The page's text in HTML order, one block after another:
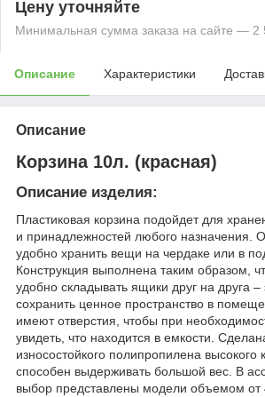
Цену уточняйте
Минимальная сумма заказа на сайте — 2
Описание Характеристики
Описание
Корзина 10л. (красная)
Описание изделия:
Пластиковая корзина подойдет для
и принадлежностей любого назначения.
удобно хранить вещи на чердаке или в
Конструкция выполнена таким образом,
удобно складывать ящики друг на друга –
сохранить ценное пространство в
имеют отверстия, чтобы при
увидеть, что находится в емкости.
износостойкого полипропилена высокого
способен выдерживать большой вес. В
выбор представлены модели объемом от